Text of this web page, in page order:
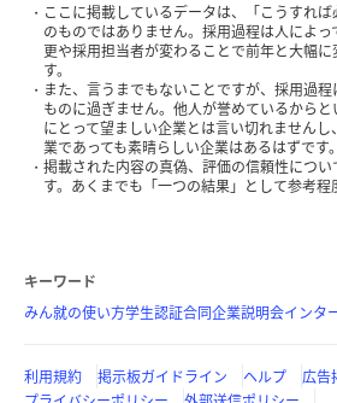
ここに掲載しているデータは、「こうすれ
のものではありません。採用過程は人によ
更や採用担当者が変わることで前年と大幅
す。
また、言うまでもないことですが、採用過
ものに過ぎません。他人が誉めているから
にとって望ましい企業とは言い切れません
業であっても素晴らしい企業はあるはずです。
掲載された内容の真偽、評価の信頼性につ
す。あくまでも「一つの結果」として参考程
キーワード
みん就の使い方学生認証合同企業説明会インタ
利用規約 掲示板ガイドライン ヘルプ 広告